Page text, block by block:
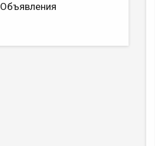
Объявления